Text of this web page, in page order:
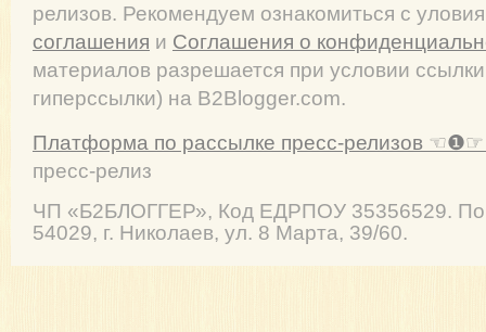
релизов. Рекомендуем ознакомиться с
соглашения и Соглашения о
материалов разрешается при условии
гиперссылки) на B2Blogger.com.
Платформа по рассылке пресс-релизов ☜❶☞
пресс-релиз
ЧП «Б2БЛОГГЕР», Код ЕДРПОУ 35356529.
54029, г. Николаев, ул. 8 Марта, 39/60.